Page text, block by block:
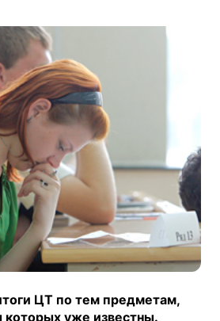
ЦТ по тем предметам,
которых уже известны.